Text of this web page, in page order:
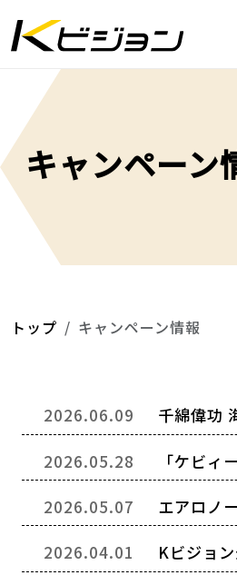
キャンペーン
トップ キャンペーン情報
2026.06.09 千綿偉功
2026.05.28 「ケビ
2026.05.07 エアロノ
2026.04.01 Kビジョ